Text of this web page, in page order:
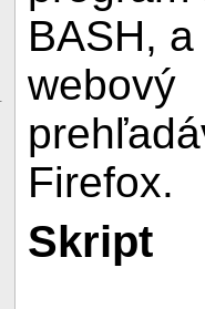
BASH,
webový
Firefox.
Skript